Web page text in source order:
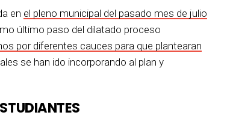
en el pleno municipal del pasado mes de julio
último paso del dilatado proceso
por diferentes cauces para que plantearan
se han ido incorporando al plan y